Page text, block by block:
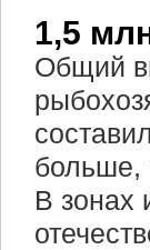
1,5
Общий
больше,
В зонах